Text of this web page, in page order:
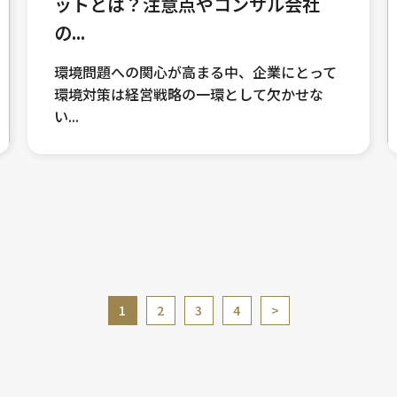
の...
環境問題への関心が高まる中、企業にとって
環境対策は経営戦略の一環として欠かせな
い...
1 2 3 4